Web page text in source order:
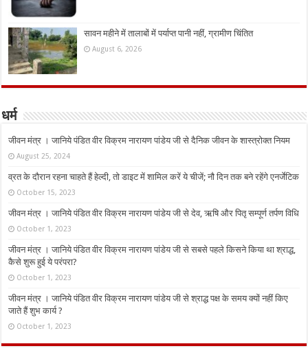
सावन महीने में तालाबों में पर्याप्त पानी नहीं, ग्रामीण चिंतित
August 6, 2026
धर्म
जीवन मंत्र । जानिये पंडित वीर विक्रम नारायण पांडेय जी से दैनिक जीवन के शास्त्रोक्त नियम
August 25, 2024
व्रत के दौरान रहना चाहते हैं हेल्दी, तो डाइट में शामिल करें ये चीजें; नौ दिन तक बने रहेंगे एनर्जेटिक
October 15, 2023
जीवन मंत्र । जानिये पंडित वीर विक्रम नारायण पांडेय जी से देव, ऋषि और पितृ सम्पूर्ण तर्पण विधि
October 1, 2023
जीवन मंत्र । जानिये पंडित वीर विक्रम नारायण पांडेय जी से सबसे पहले किसने किया था श्राद्ध,
कैसे शुरू हुई ये परंपरा?
October 1, 2023
जीवन मंत्र । जानिये पंडित वीर विक्रम नारायण पांडेय जी से श्राद्ध पक्ष के समय क्यों नहीं किए
जाते हैं शुभ कार्य ?
October 1, 2023